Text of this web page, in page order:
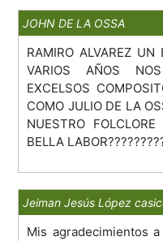
JOHN DE LA OSSA
RAMIRO ALVAREZ UN
VARIOS AÑOS
EXCELSOS
COMO JULIO DE LA
NUESTRO
BELLA
Jeiman Jesús López
Mis agradecimientos